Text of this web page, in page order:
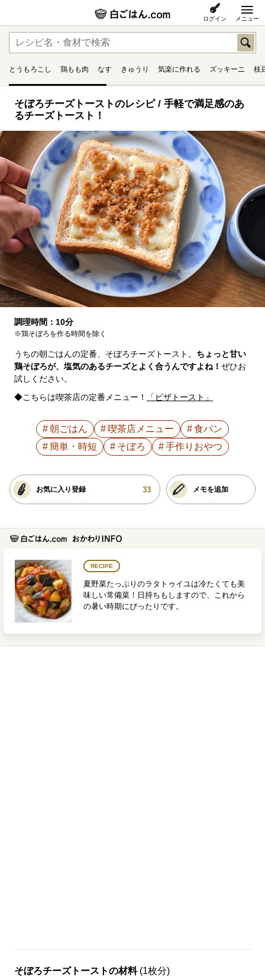
ログイン メニュー
とうもろこし 鶏もも肉 なす きゅうり 気楽に作れる ズッキーニ 枝
そぼろチーズトーストのレシピ / 手軽で満足感のあ
るチーズトースト！
調理時間：10分
※鶏そぼろを作る時間を除く
うちの朝ごはんの定番、そぼろチーズトースト。 ちょっと甘い
鶏そぼろが、塩気のあるチーズとよく合うんですよね！ ぜひお
試しください。
◆こちらは喫茶店の定番メニュー！
「ピザトースト」
朝ごはん 喫茶店メニュー
食パン
簡単・時短
そぼろ 手作りおやつ
お気に入り登録 33 メモを追加
RECIPE
夏野菜たっぷりのラタトゥイユは冷たくても美
味しい常備菜！日持ちもしますので、これから
の暑い時期にぴったりです。
そぼろチーズトーストの材料 (1枚分)